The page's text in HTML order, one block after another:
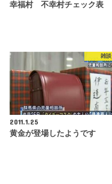
幸福村 不幸村チェック表
雑談
2011.1.25
黄金が登場したようです